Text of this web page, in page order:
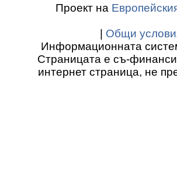
Проект на
Общи
Информационната
Страницата е съ-
интернет страница, не